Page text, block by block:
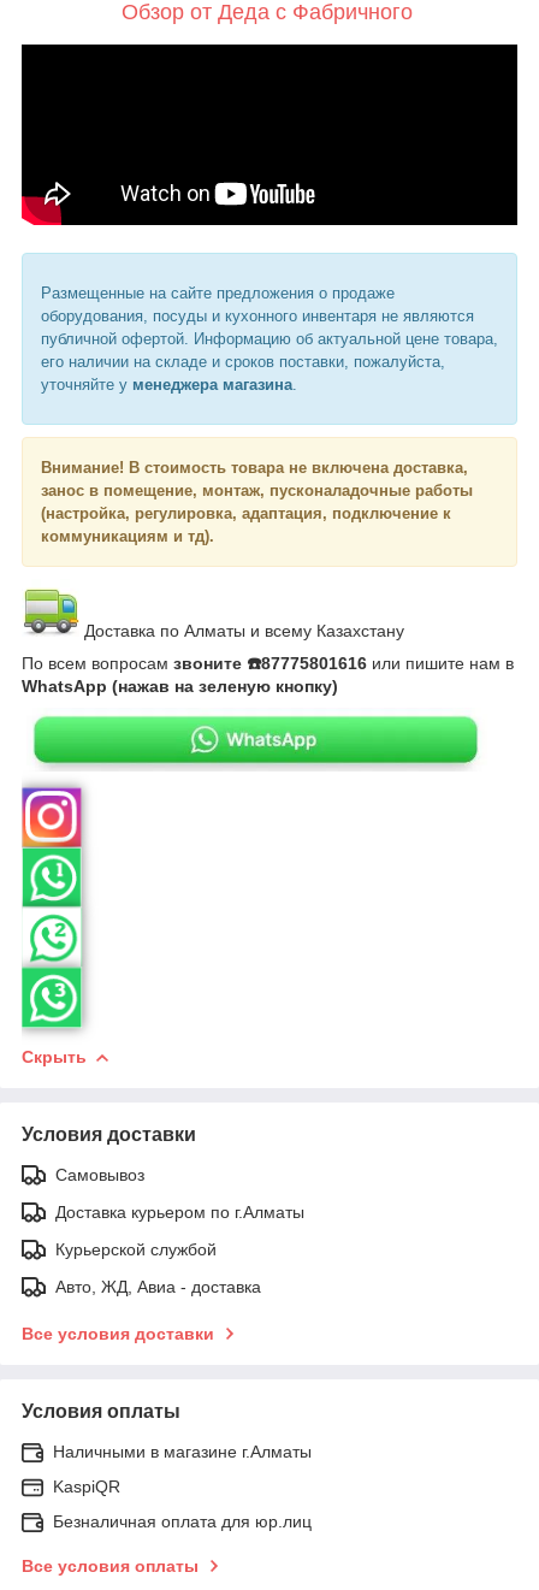
Обзор от Деда с Фабричного
Размещенные на сайте предложения о продаже
оборудования, посуды и кухонного инвентаря не являются
публичной офертой. Информацию об актуальной цене товара,
его наличии на складе и сроков поставки, пожалуйста,
уточняйте у менеджера магазина
Внимание! В стоимость товара не включена доставка,
занос в помещение, монтаж, пусконаладочные работы
(настройка, регулировка, адаптация, подключение к
коммуникациям и тд).
Доставка по Алматы и всему Казахстану
По всем вопросам звоните ☎️87775801616 или пишите нам в
WhatsApp (нажав на зеленую кнопку)
Скрыть
Условия доставки
Самовывоз
Доставка курьером по г.Алматы
Курьерской службой
Авто, ЖД, Авиа - доставка
Все условия доставки
Условия оплаты
Наличными в магазине г.Алматы
KaspiQR
Безналичная оплата для юр.лиц
Все условия оплаты